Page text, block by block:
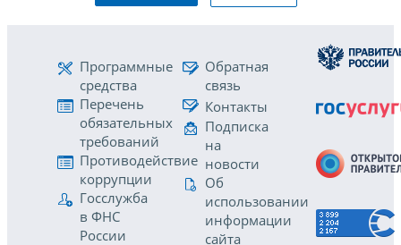
Программные
средства
Перечень
обязательных
требований
Противодействие
коррупции
Госслужба
в ФНС
России
Обратная
связь
Контакты
Подписка
на
новости
Об
использовании
информации
сайта